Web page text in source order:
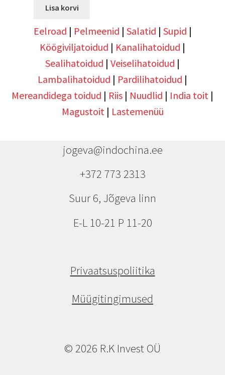
Lisa korvi
Eelroad | Pelmeenid | Salatid | Supid |
Köögiviljatoidud | Kanalihatoidud |
Sealihatoidud | Veiselihatoidud |
Lambalihatoidud | Pardilihatoidud |
Mereandidega toidud | Riis | Nuudlid | India toit |
Magustoit| Lastemenüü
jogeva@indochina.ee
+372 773 2313
Suur 6, Jõgeva linn
E-L 10-21 P 11-20
Privaatsuspoliitika
Müügitingimused
© 2026 R.K Invest OÜ